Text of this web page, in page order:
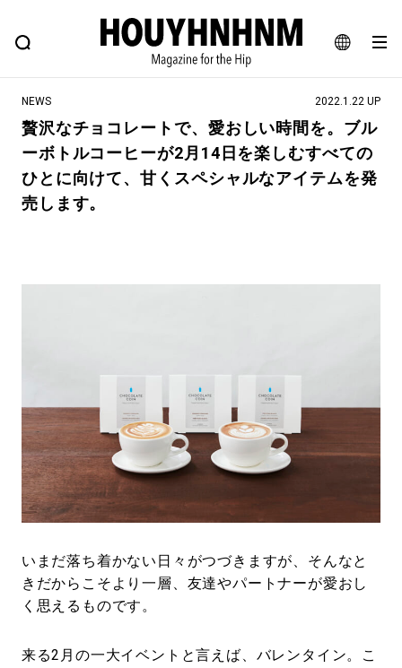
JA
EN
FEATURE BLOG SNAP
ヒップなファッション、カルチャー、ライフスタイルWEBマガジン
#注目のタグ
#SHOPPING ADDICT
#路地裏てぃーん。 #MONTHLY JOURNAL
#ととけん #MOVIE
#LIFESTYLE #SNEAKER #OUTDOOR
#SPORTS #HANDSOME HANDBOOK
NEWS 2022.1.22 UP
贅沢なチョコレートで、愛おしい時間を。ブル
ーボトルコーヒーが2月14日を楽しむすべての
ひとに向けて、甘くスペシャルなアイテムを発
売します。
いまだ落ち着かない日々がつづきますが、そんなと
きだからこそより一層、友達やパートナーが愛おし
く思えるものです。
来る2月の一大イベントと言えば、バレンタイン。こ